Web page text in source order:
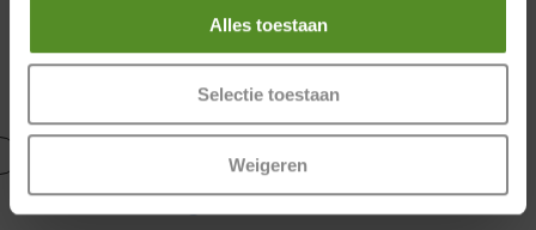
Alles toestaan
Selectie toestaan
Weigeren
U ligt altijd goed met hetP650 matras
ademendeHypersupport-laag met keuzes tussen
medium/hard ofmedium/soft
Micropocketvering met optimale
ondersteuning